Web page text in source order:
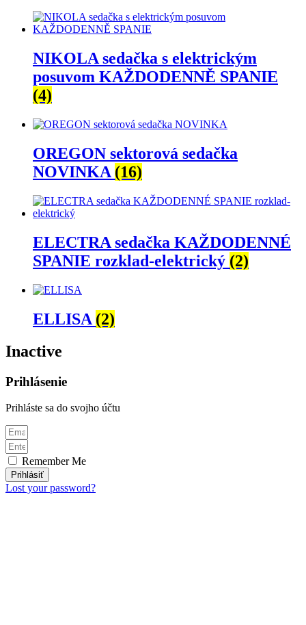
NIKOLA sedačka s elektrickým
posuvom KAŽDODENNĚ SPANIE
(4)
OREGON sektorová sedačka
NOVINKA (16)
ELECTRA sedačka KAŽDODENNÉ
SPANIE rozklad-elektrický (2)
ELLISA (2)
Inactive
Prihlásenie
Prihláste sa do svojho účtu
Remember Me
Prihlásiť
Lost your password?